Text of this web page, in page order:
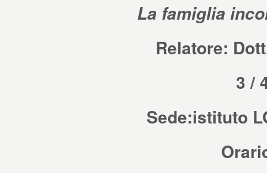
La famiglia
Relatore:
3 /
Sede:istituto